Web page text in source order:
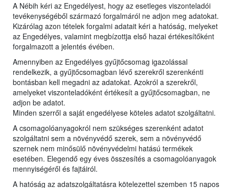
A Nébih kéri az Engedélyest, hogy az esetleges viszonteladói
tevékenységéből származó forgalmáról ne adjon meg adatokat.
Kizárólag azon tételek forgalmi adatait kéri a hatóság, melyeket
az Engedélyes, valamint megbízottja első hazai értékesítőként
forgalmazott a jelentés évében.
Amennyiben az Engedélyes gyűjtőcsomag igazolással
rendelkezik, a gyűjtőcsomagban lévő szerekről szerenkénti
bontásban kell megadni az adatokat. Azokról a szerekről,
amelyeket viszonteladóként értékesít a gyűjtőcsomagban, ne
adjon be adatot.
Minden szerről a saját engedélyese köteles adatot szolgáltatni.
A csomagolóanyagokról nem szükséges szerenként adatot
szolgáltatni sem a növényvédő szerek, sem a növényvédő
szernek nem minősülő növényvédelmi hatású termékek
esetében. Elegendő egy éves összesítés a csomagolóanyagok
mennyiségéről és fajtáiról.
A hatóság az adatszolgáltatásra kötelezettel szemben 15 napos